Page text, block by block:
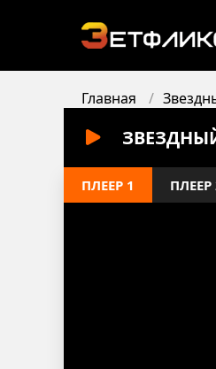
Главная
ПЛЕЕР 1 ПЛЕЕР